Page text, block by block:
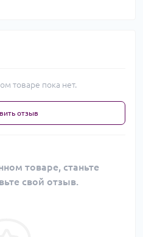
товаре пока нет.
отзыв
товаре, станьте
свой отзыв.